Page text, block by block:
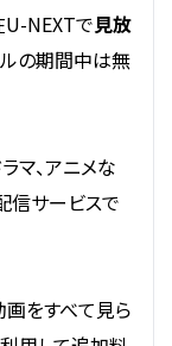
U-NEXTで見放
の期間中は無
マ、アニメな
信サービスで
をすべて見ら